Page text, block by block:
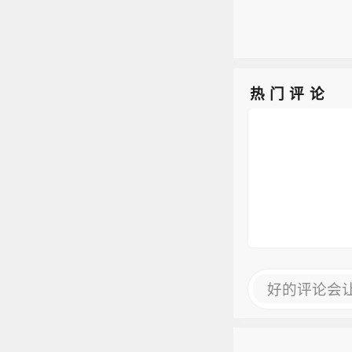
热门评论
好的评论会